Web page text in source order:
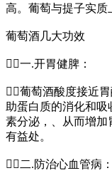
高。葡萄与提子实质
葡萄酒几大功效
一.开胃健脾：
葡萄酒酸度接近
助蛋白质的消化和
素分泌，、从而增加
有益处。
二.防治心血管病：